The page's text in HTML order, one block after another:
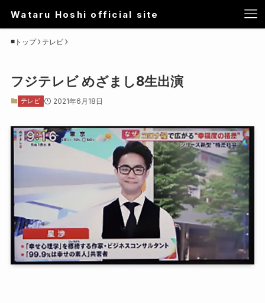
Wataru Hoshi official site
トップ テレビ
フジテレビ めざまし8生出演
テレビ 2021年6月18日